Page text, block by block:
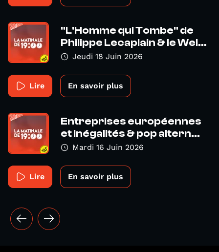
"L'Homme qui Tombe" de
Philippe Lecaplain & le Wel...
Jeudi 18 Juin 2026
Lire En savoir plus
Entreprises européennes
et inégalités & pop altern...
Mardi 16 Juin 2026
Lire En savoir plus